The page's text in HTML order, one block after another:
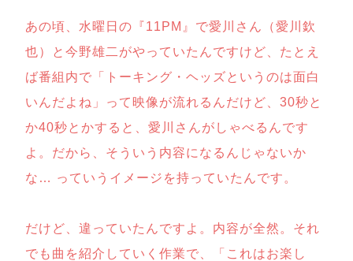
あの頃、水曜日の『11PM』で愛川さん（愛川欽
也）と今野雄二がやっていたんですけど、たとえ
ば番組内で「トーキング・ヘッズというのは面白
いんだよね」って映像が流れるんだけど、30秒と
か40秒とかすると、愛川さんがしゃべるんです
よ。だから、そういう内容になるんじゃないか
な… っていうイメージを持っていたんです。
だけど、違っていたんですよ。内容が全然。それ
でも曲を紹介していく作業で、「これはお楽し